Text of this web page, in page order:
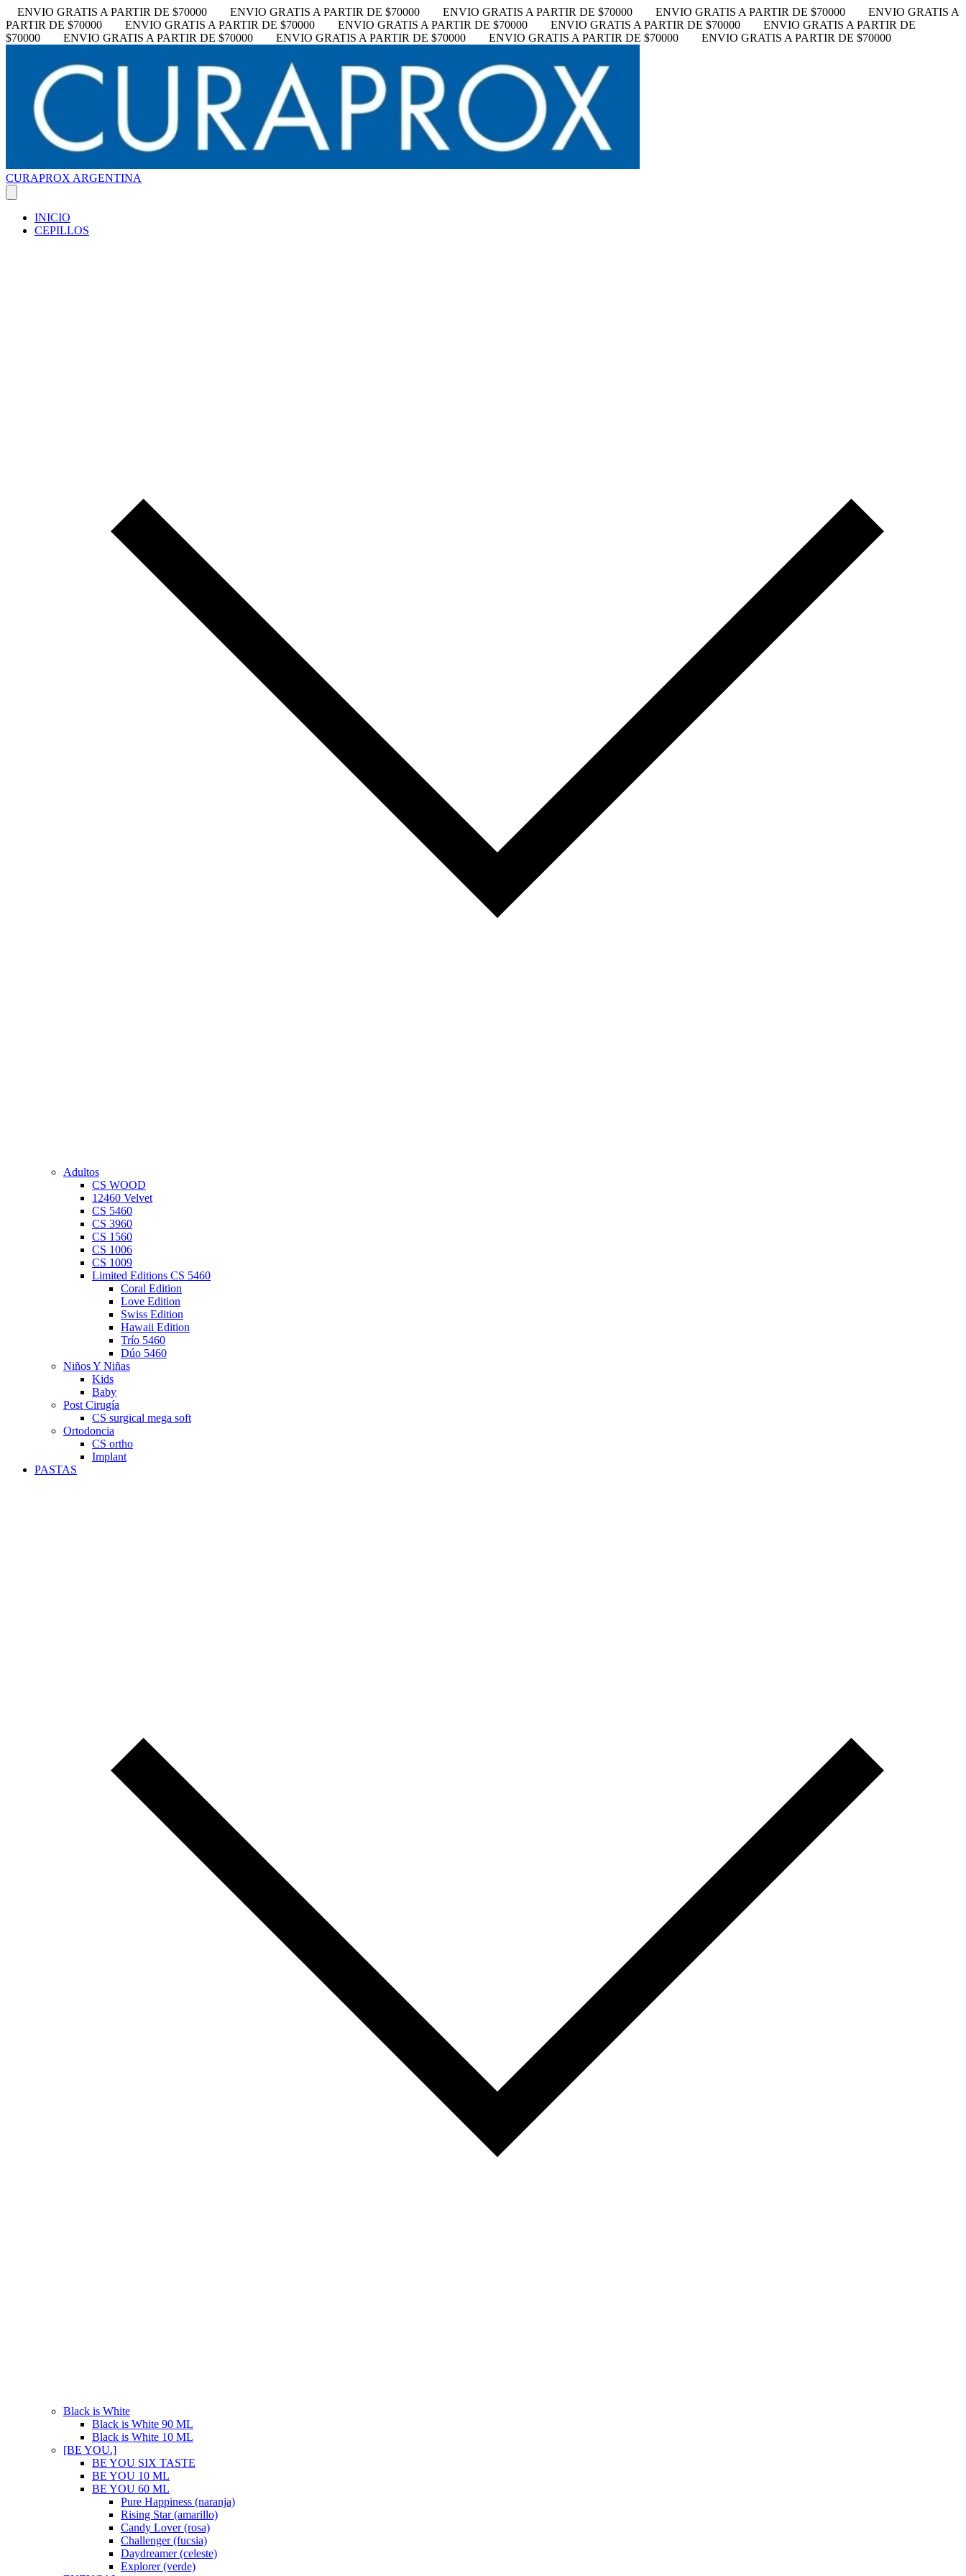
ENVIO GRATIS A PARTIR DE $70000 ENVIO GRATIS A PARTIR DE $70000 ENVIO GRATIS A PARTIR DE $70000 ENVIO GRATIS A PARTIR DE $70000
ENVIO GRATIS A
PARTIR DE $70000
ENVIO GRATIS A PARTIR DE $70000 ENVIO GRATIS A PARTIR DE $70000 ENVIO GRATIS A PARTIR DE $70000
ENVIO GRATIS A PARTIR DE
$70000
ENVIO GRATIS A PARTIR DE $70000 ENVIO GRATIS A PARTIR DE $70000 ENVIO GRATIS A PARTIR DE $70000 ENVIO GRATIS A PARTIR DE $70000
CURAPROX ARGENTINA
INICIO
CEPILLOS
Adultos
CS WOOD
12460 Velvet
CS 5460
CS 3960
CS 1560
CS 1006
CS 1009
Limited Editions CS 5460
Coral Edition
Love Edition
Swiss Edition
Hawaii Edition
Trío 5460
Dúo 5460
Niños Y Niñas
Kids
Baby
Post Cirugía
CS surgical mega soft
Ortodoncia
CS ortho
Implant
PASTAS
Black is White
Black is White 90 ML
Black is White 10 ML
[BE YOU.]
BE YOU SIX TASTE
BE YOU 10 ML
BE YOU 60 ML
Pure Happiness (naranja)
Rising Star (amarillo)
Candy Lover (rosa)
Challenger (fucsia)
Daydreamer (celeste)
Explorer (verde)